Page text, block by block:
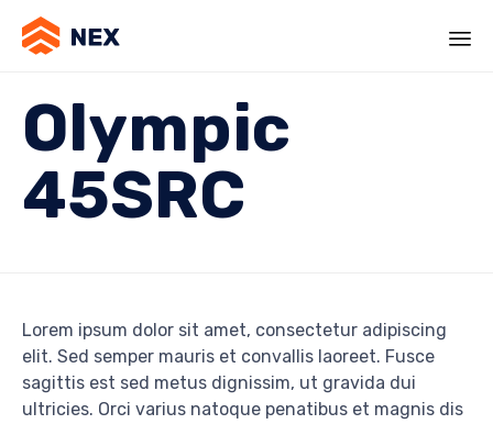
Olympic
45SRC
Lorem ipsum dolor sit amet, consectetur adipiscing
elit. Sed semper mauris et convallis laoreet. Fusce
sagittis est sed metus dignissim, ut gravida dui
ultricies. Orci varius natoque penatibus et magnis dis